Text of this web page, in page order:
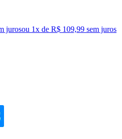
jurosou 1x de R$ 109,99 sem juros